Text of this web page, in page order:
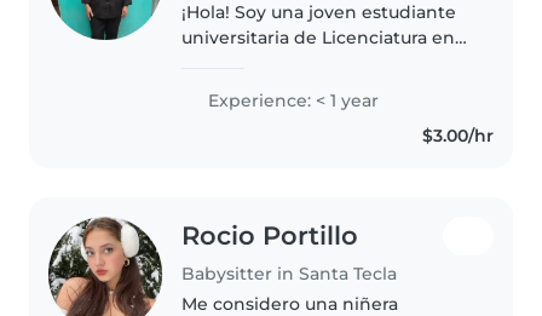
¡Hola! Soy una joven estudiante
universitaria de Licenciatura en
cuidado de niños, tengo
experiencia con niños en edad
preescolar. Me encanta leer
Experience: < 1 year
$3.00/hr
Rocio Portillo
Babysitter in Santa Tecla
Me considero una niñera